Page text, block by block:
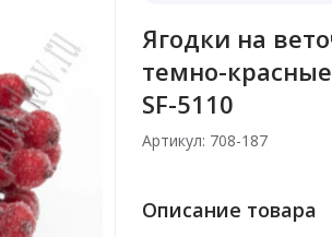
Ягодки на
темно-
SF-5110
Артикул: 708-187
Описание товара